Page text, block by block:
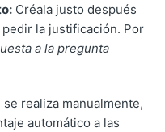
Créala justo después
la justificación. Por
a la pregunta
realiza manualmente,
automático a las